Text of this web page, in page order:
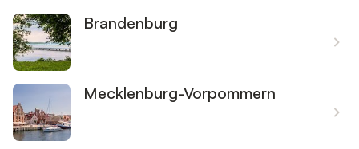
Brandenburg
Mecklenburg-Vorpommern